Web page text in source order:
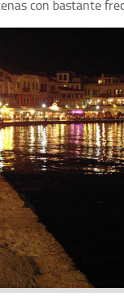
con bastante